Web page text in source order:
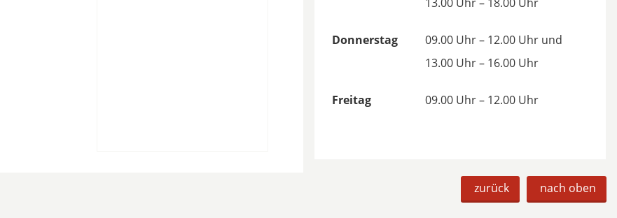
Donnerstag
09.00 Uhr – 12.00 Uhr und
13.00 Uhr – 16.00 Uhr
Freitag 09.00 Uhr – 12.00 Uhr
zurück nach oben